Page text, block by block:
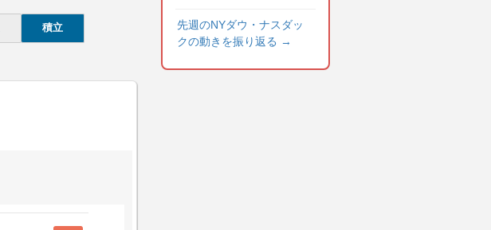
積立
先週のNYダウ・ナスダッ
クの動きを振り返る →